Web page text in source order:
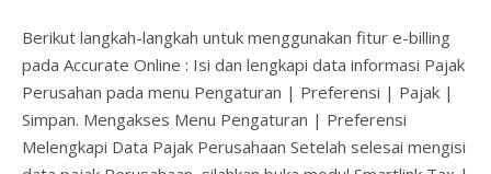
Berikut langkah-langkah untuk menggunakan fitur e-billing
pada Accurate Online : Isi dan lengkapi data informasi Pajak
Perusahan pada menu Pengaturan | Preferensi | Pajak |
Simpan. Mengakses Menu Pengaturan | Preferensi
Melengkapi Data Pajak Perusahaan Setelah selesai mengisi